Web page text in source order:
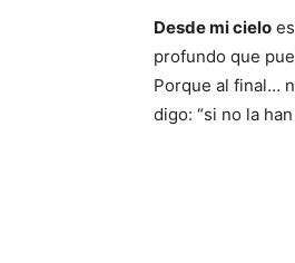
Desde mi cielo
profundo que
Porque al final…
digo: “si no la